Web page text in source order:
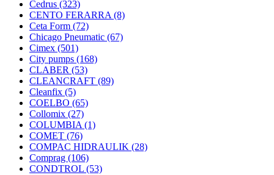
Cedrus (323)
CENTO FERARRA (8)
Ceta Form (72)
Chicago Pneumatic (67)
Cimex (501)
City pumps (168)
CLABER (53)
CLEANCRAFT (89)
Cleanfix (5)
COELBO (65)
Collomix (27)
COLUMBIA (1)
COMET (76)
COMPAC HIDRAULIK (28)
Comprag (106)
CONDTROL (53)